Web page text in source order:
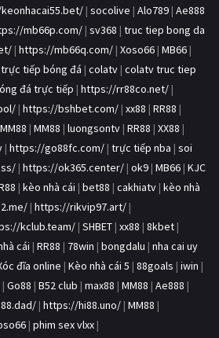
| socolive | Alo789 | Ae888
mb66p.com/ | sv368 | truc tiep bong da
| https://mb66q.com/ | Xoso66 | MB66 |
tiếp bóng đá | colatv | colatv truc tiep
đá trực tiếp | https://rr88co.net/ |
| https://bshbet.com/ | xx88 | RR88 |
MM88 | MM88 | luongsontv | RR88 | XX88 |
| https://go88fc.com/ | trực tiếp nba | soi
| https://ok365.center/ | ok9 | MB66 | KJC
| kèo nhà cái | bet88 | cakhiatv | kèo nhà
| https://rikvip97.art/ |
kclub.team/ | SHBET | xx88 | 8kbet |
cái | RR88 | 78win | bongdalu | nha cai uy
đĩa online | Kèo nhà cái 5 | 88goals | iwin |
| Go88 | B52 club | max88 | MM88 | Ae888 |
| https://hi88.uno/ | MM88 |
| phim sex vlxx |